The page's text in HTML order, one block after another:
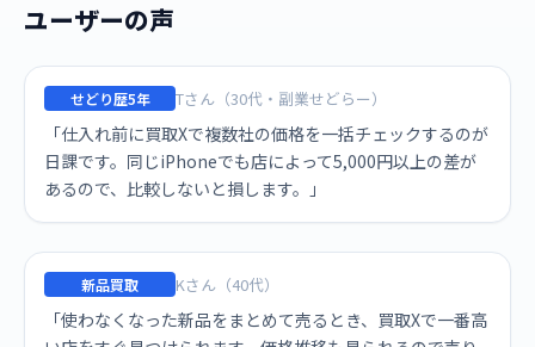
ユーザーの声
せどり歴5年 Tさん（30代・副業せどらー）
「仕入れ前に買取Xで複数社の価格を一括チェックするのが
日課です。同じiPhoneでも店によって5,000円以上の差が
あるので、比較しないと損します。」
新品買取 Kさん（40代）
「使わなくなった新品をまとめて売るとき、買取Xで一番高